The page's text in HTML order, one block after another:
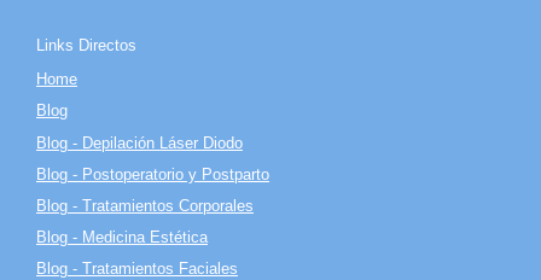
Links Directos
Home
Blog
Blog - Depilación Láser Diodo
Blog - Postoperatorio y Postparto
Blog - Tratamientos Corporales
Blog - Medicina Estética
Blog - Tratamientos Faciales